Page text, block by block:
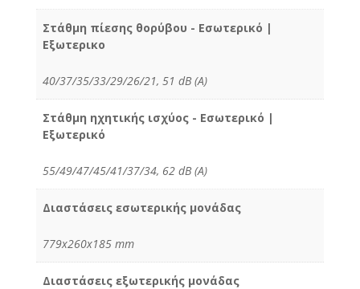
Στάθμη πίεσης θορύβου - Εσωτερικό |
Εξωτερικο
40/37/35/33/29/26/21, 51 dB (A)
Στάθμη ηχητικής ισχύος - Εσωτερικό |
Εξωτερικό
55/49/47/45/41/37/34, 62 dB (A)
Διαστάσεις εσωτερικής μονάδας
779x260x185 mm
Διαστάσεις εξωτερικής μονάδας